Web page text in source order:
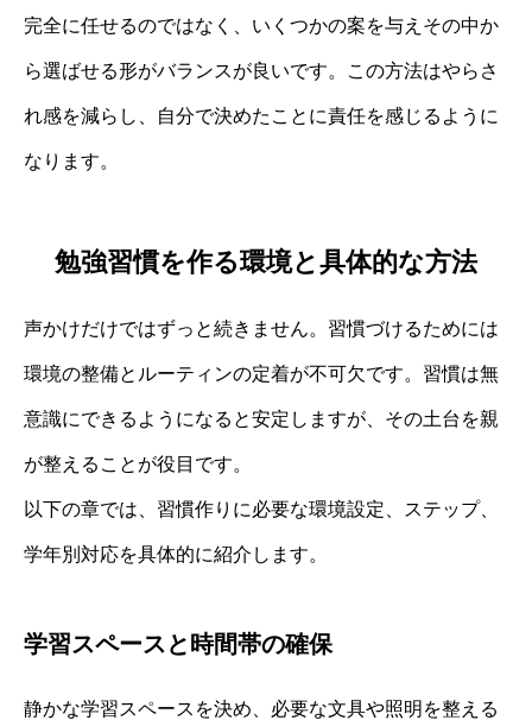
完全に任せるのではなく、いくつかの案を与えその中か
ら選ばせる形がバランスが良いです。この方法はやらさ
れ感を減らし、自分で決めたことに責任を感じるように
なります。
勉強習慣を作る環境と具体的な方法
声かけだけではずっと続きません。習慣づけるためには
環境の整備とルーティンの定着が不可欠です。習慣は無
意識にできるようになると安定しますが、その土台を親
が整えることが役目です。
以下の章では、習慣作りに必要な環境設定、ステップ、
学年別対応を具体的に紹介します。
学習スペースと時間帯の確保
静かな学習スペースを決め、必要な文具や照明を整える